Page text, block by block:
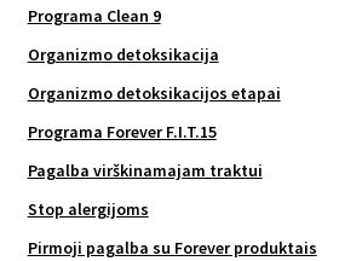
Programa Clean 9
Organizmo detoksikacija
Organizmo detoksikacijos etapai
Programa Forever F.I.T.15
Pagalba virškinamajam traktui
Stop alergijoms
Pirmoji pagalba su Forever produktais